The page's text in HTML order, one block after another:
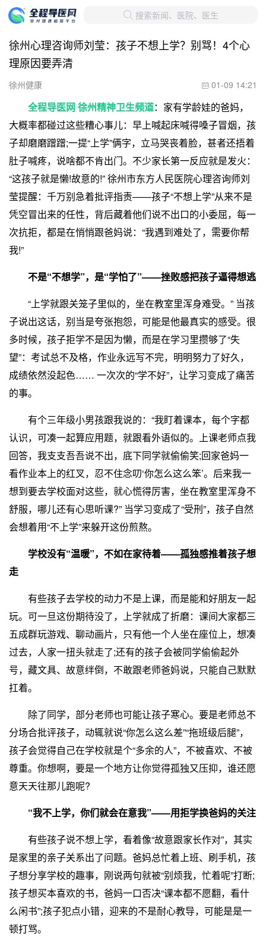
 搜索新闻、医院、医生
徐州心理咨询师刘莹：孩子不想上学？别骂！4个心
理原因要弄清
徐州健康  01-09 14:21
全程导医网 徐州精神卫生频道：家有学龄娃的爸妈，
大概率都碰过这些糟心事儿：早上喊起床喊得嗓子冒烟，孩
子却磨磨蹭蹭;一提“上学”俩字，立马哭丧着脸，甚者还捂着
肚子喊疼，说啥都不肯出门。不少家长第一反应就是发火：
“这孩子就是懒!故意的!” 徐州市东方人民医院心理咨询师刘
莹提醒：千万别急着批评指责——孩子“不想上学”从来不是
凭空冒出来的任性，背后藏着他们说不出口的小委屈，每一
次抗拒，都是在悄悄跟爸妈说：“我遇到难处了，需要你帮
我!”
不是“不想学”，是“学怕了”——挫败感把孩子逼得想逃
“上学就跟关笼子里似的，坐在教室里浑身难受。” 当孩
子说出这话，别当是夸张抱怨，可能是他最真实的感受。很
多时候，孩子拒学不是因为懒，而是在学习里攒够了“失
望”：考试总不及格，作业永远写不完，明明努力了好久，
成绩依然没起色…… 一次次的“学不好”，让学习变成了痛苦
的事。
有个三年级小男孩跟我说的：“我盯着课本，每个字都
认识，可凑一起算应用题，就跟看外语似的。上课老师点我
回答，我支支吾吾说不出，底下同学就偷偷笑;回家爸妈一
看作业本上的红叉，忍不住念叨‘你怎么这么笨’。后来我一
想到要去学校面对这些，就心慌得厉害，坐在教室里浑身不
舒服，哪儿还有心思听课?” 当学习变成了“受刑”，孩子自然
会想着用“不上学”来躲开这份煎熬。
学校没有“温暖”，不如在家待着——孤独感推着孩子想
走
有些孩子去学校的动力不是上课，而是能和好朋友一起
玩。可一旦这份期待没了，上学就成了折磨：课间大家都三
五成群玩游戏、聊动画片，只有他一个人坐在座位上，想凑
过去，人家一扭头就走了;还有的孩子会被同学偷偷起外
号，藏文具、故意绊倒，不敢跟老师爸妈说，只能自己默默
扛着。
除了同学，部分老师也可能让孩子寒心。要是老师总不
分场合批评孩子，动辄就说“你怎么这么差”“拖班级后腿”，
孩子会觉得自己在学校就是个“多余的人”，不被喜欢、不被
尊重。你想啊，要是一个地方让你觉得孤独又压抑，谁还愿
意天天往那儿跑呢?
“我不上学，你们就会在意我”——用拒学换爸妈的关注
有些孩子说不想上学，看着像“故意跟家长作对”，其实
是家里的亲子关系出了问题。爸妈总忙着上班、刷手机，孩
子想分享学校的趣事，刚说两句就被“别烦我，忙着呢”打断;
孩子想买本喜欢的书，爸妈一口否决“课本都不愿翻，看什
么闲书”;孩子犯点小错，迎来的不是耐心教导，可能是是一
顿打骂。